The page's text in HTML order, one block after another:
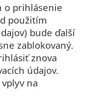
o prihlásenie
použitím
bude ďalší
zablokovaný.
znova
údajov.
na